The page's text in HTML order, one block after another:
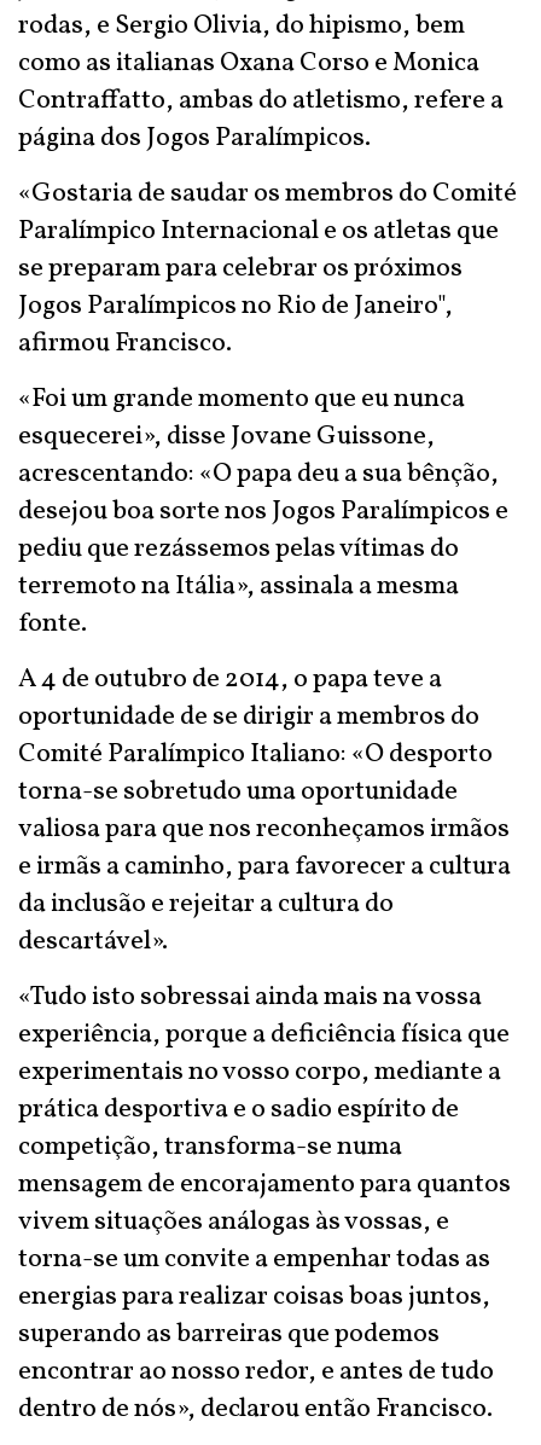
rodas, e Sergio Olivia, do hipismo, bem
como as italianas Oxana Corso e Monica
Contraffatto, ambas do atletismo, refere a
página dos Jogos Paralímpicos.
«Gostaria de saudar os membros do Comité
Paralímpico Internacional e os atletas que
se preparam para celebrar os próximos
Jogos Paralímpicos no Rio de Janeiro",
afirmou Francisco.
«Foi um grande momento que eu nunca
esquecerei», disse Jovane Guissone,
acrescentando: «O papa deu a sua bênção,
desejou boa sorte nos Jogos Paralímpicos e
pediu que rezássemos pelas vítimas do
terremoto na Itália», assinala a mesma
fonte.
A 4 de outubro de 2014, o papa teve a
oportunidade de se dirigir a membros do
Comité Paralímpico Italiano: «O desporto
torna-se sobretudo uma oportunidade
valiosa para que nos reconheçamos irmãos
e irmãs a caminho, para favorecer a cultura
da inclusão e rejeitar a cultura do
descartável».
«Tudo isto sobressai ainda mais na vossa
experiência, porque a deficiência física que
experimentais no vosso corpo, mediante a
prática desportiva e o sadio espírito de
competição, transforma-se numa
mensagem de encorajamento para quantos
vivem situações análogas às vossas, e
torna-se um convite a empenhar todas as
energias para realizar coisas boas juntos,
superando as barreiras que podemos
encontrar ao nosso redor, e antes de tudo
dentro de nós», declarou então Francisco.